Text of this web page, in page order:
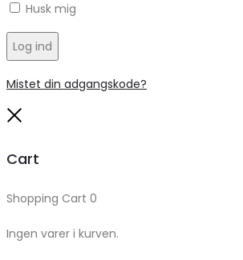
Husk mig
Log ind
Mistet din adgangskode?
Cart
Shopping Cart 0
Ingen varer i kurven.